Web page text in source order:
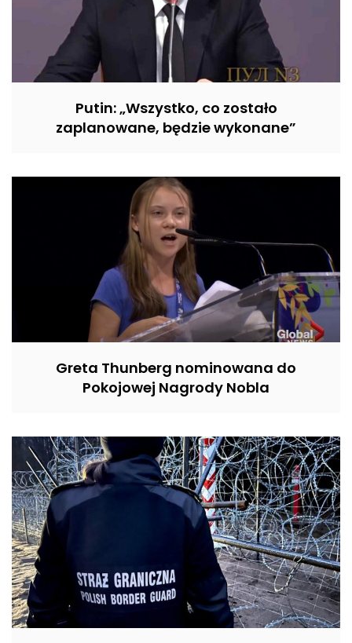
Putin: „Wszystko, co zostało
zaplanowane, będzie wykonane”
Greta Thunberg nominowana do
Pokojowej Nagrody Nobla